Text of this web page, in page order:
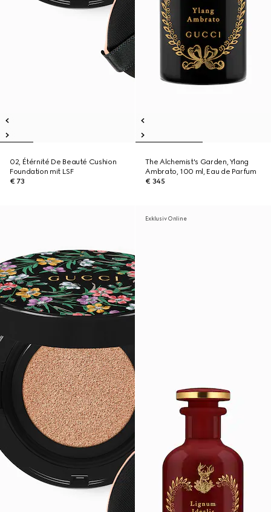
02, Étérnité De Beauté Cushion
Foundation mit LSF
€ 73
The Alchemist's Garden, Ylang
Ambrato, 100 ml, Eau de Parfum
€ 345
Exklusiv Online